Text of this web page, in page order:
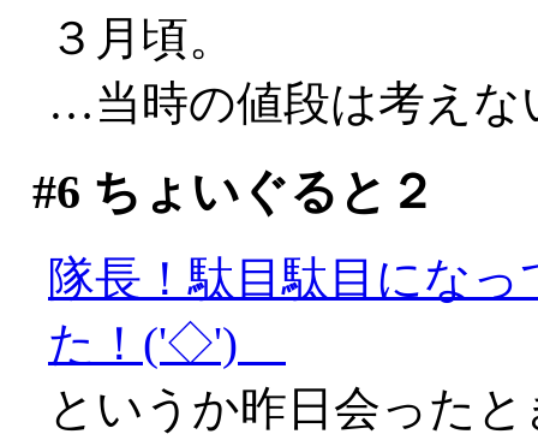
３月頃。
…当時の値段は考えな
#6 ちょいぐると２
隊長！駄目駄目にな
た！('◇')ゞ
というか昨日会った